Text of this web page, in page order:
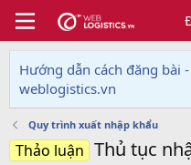
Hướng dẫn cách đăng bài
weblogistics.vn
Quy trình xuất nhập khẩu
Thảo luận Thủ tục